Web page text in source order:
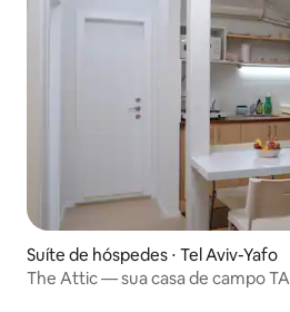
Suíte de hóspedes ⋅ Tel Aviv-Yafo
The Attic — sua casa de campo TA